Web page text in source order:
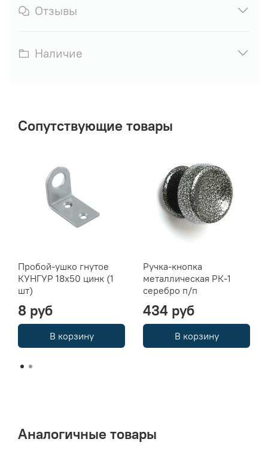
Отзывы
Наличие
Сопутствующие товары
Пробой-ушко гнутое
КУНГУР 18х50 цинк (1
шт)
8 руб
В корзину
Ручка-кнопка
металлическая РК-1
серебро п/п
434 руб
В корзину
Аналогичные товары